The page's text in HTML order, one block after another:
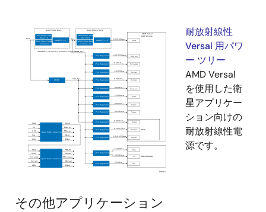
耐放射線性
Versal 用パワ
ー ツリー
AMD Versal
を使用した衛
星アプリケー
ション向けの
耐放射線性電
源です。
その他アプリケーション